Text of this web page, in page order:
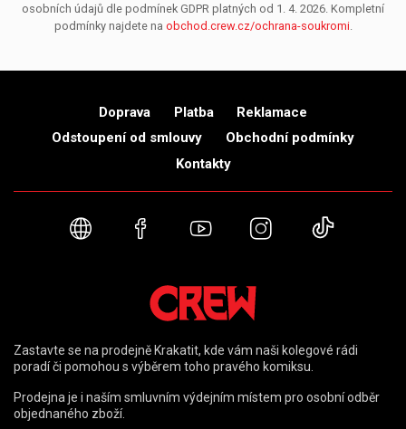
osobních údajů dle podmínek GDPR platných od 1. 4. 2026. Kompletní
podmínky najdete na obchod.crew.cz/ochrana-soukromi.
Doprava Platba
Reklamace
Odstoupení od smlouvy
Obchodní podmínky
Kontakty
Webové stránky
FacebookYouTubeInstagram
Zastavte se na prodejně Krakatit, kde vám naši kolegové rádi
poradí či pomohou s výběrem toho pravého komiksu.
Prodejna je i naším smluvním výdejním místem pro osobní odběr
objednaného zboží.